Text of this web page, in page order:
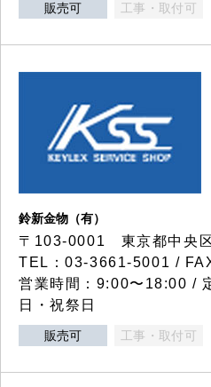
販売可 工事・取付可
鈴新金物（有）
〒103-0001 東京都中央
TEL：03-3661-5001 /
営業時間：9:00〜18:00 /
日・祝祭日
販売可 工事・取付可